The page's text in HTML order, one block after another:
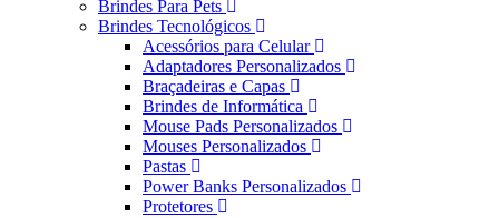
Brindes Para Pets
Brindes Tecnológicos
Acessórios para Celular
Adaptadores Personalizados
Braçadeiras e Capas
Brindes de Informática
Mouse Pads Personalizados
Mouses Personalizados
Pastas
Power Banks Personalizados
Protetores